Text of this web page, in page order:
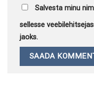
Salvesta minu
sellesse
jaoks.